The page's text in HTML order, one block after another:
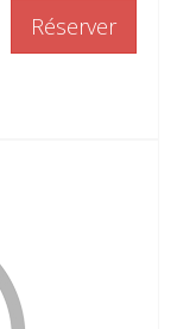
Réserver